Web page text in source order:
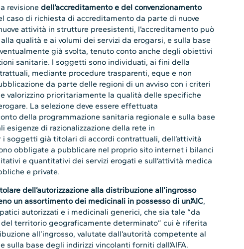
revisionedell’accreditamento e del convenzionamento
caso di richiesta di accreditamento da parte di nuove
attività in strutture preesistenti, l’accreditamento può
qualità e ai volumi dei servizi da erogarsi, e sulla base
già svolta, tenuto conto anche degli obiettivi
sanitarie. I soggetti sono individuati, ai fini della
mediante procedure trasparenti, eque e non
da parte delle regioni di un avviso con i criteri
valorizzino prioritariamente la qualità delle specifiche
La selezione deve essere effettuata
della programmazione sanitaria regionale e sulla base
esigenze di razionalizzazione della rete in
i soggetti già titolari di accordi contrattuali, dell’attività
obbligate a pubblicare nel proprio sito internet i bilanci
e quantitativi dei servizi erogati e sull’attività medica
e private.
dell’autorizzazione alla distribuzione all’ingrosso
un assortimento dei medicinali in possesso di un’AIC,
autorizzati e i medicinali generici, che sia tale “da
territorio geograficamente determinato” cui è riferita
all’ingrosso, valutate dall’autorità competente al
sulla base degli indirizzi vincolanti forniti dall’AIFA.